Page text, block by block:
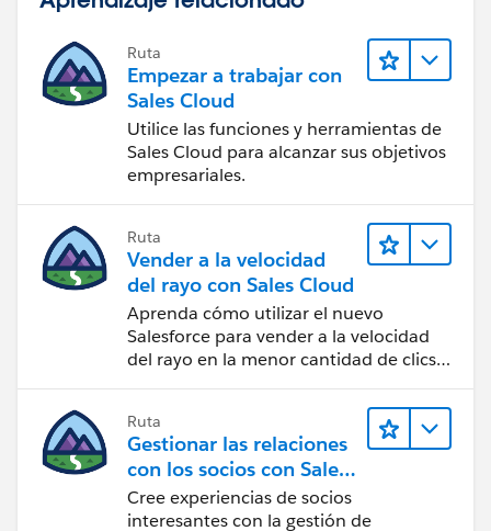
Ruta
Empezar a trabajar con
Sales Cloud
Utilice las funciones y herramientas de
Sales Cloud para alcanzar sus objetivos
empresariales.
Ruta
Vender a la velocidad
del rayo con Sales Cloud
Aprenda cómo utilizar el nuevo
Salesforce para vender a la velocidad
del rayo en la menor cantidad de clics
Ruta
Gestionar las relaciones
con los socios con Sales
Cloud PRM
Cree experiencias de socios
interesantes con la gestión de